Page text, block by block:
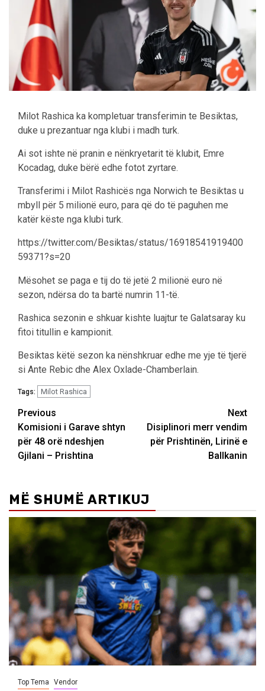
Milot Rashica ka kompletuar transferimin te Besiktas,
duke u prezantuar nga klubi i madh turk.
Ai sot ishte në pranin e nënkryetarit të klubit, Emre
Kocadag, duke bërë edhe fotot zyrtare.
Transferimi i Milot Rashicës nga Norwich te Besiktas u
mbyll për 5 milionë euro, para që do të paguhen me
katër këste nga klubi turk.
https://twitter.com/Besiktas/status/16918541919400
59371?s=20
Mësohet se paga e tij do të jetë 2 milionë euro në
sezon, ndërsa do ta bartë numrin 11-të.
Rashica sezonin e shkuar kishte luajtur te Galatsaray ku
fitoi titullin e kampionit.
Besiktas këtë sezon ka nënshkruar edhe me yje të tjerë
si Ante Rebic dhe Alex Oxlade-Chamberlain.
Tags: Milot Rashica
Post
navigation
Previous
Komisioni i Garave shtyn
për 48 orë ndeshjen
Gjilani – Prishtina
Next
Disiplinori merr vendim
për Prishtinën, Lirinë e
Ballkanin
MË SHUMË ARTIKUJ
Top Tema Vendor